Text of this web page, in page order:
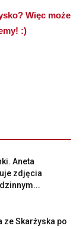
Więc może
:)
Aneta
zdjęcia
ze Skarżyska po